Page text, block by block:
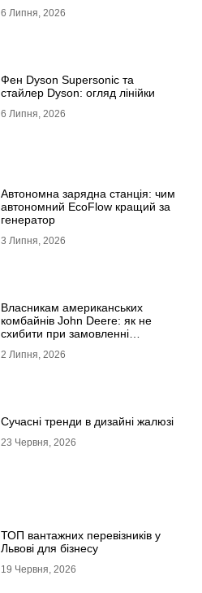
6 Липня, 2026
Фен Dyson Supersonic та
стайлер Dyson: огляд лінійки
6 Липня, 2026
Автономна зарядна станція: чим
автономний EcoFlow кращий за
генератор
3 Липня, 2026
Власникам американських
комбайнів John Deere: як не
схибити при замовленні
2 Липня, 2026
Сучасні тренди в дизайні жалюзі
23 Червня, 2026
ТОП вантажних перевізників у
Львові для бізнесу
19 Червня, 2026